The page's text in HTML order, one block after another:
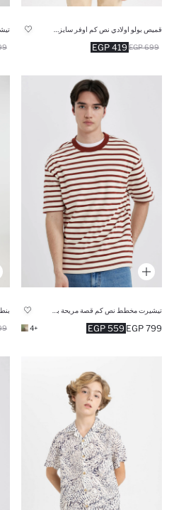
419 EGP 699 EGP
تيشيرت مخطط نص كم قصة مريحة برقبة مستديرة
559 EGP 799 EGP
+4